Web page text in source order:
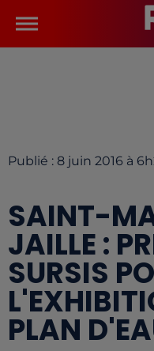
Publié : 8 juin 2016 à
SAINT-
JAILLE :
SURSIS
PLAN